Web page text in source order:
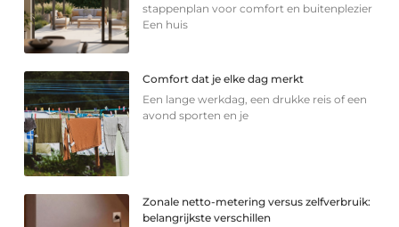
stappenplan voor comfort en buitenplezier
Een huis
Comfort dat je elke dag merkt
Een lange werkdag, een drukke reis of een
avond sporten en je
Zonale netto-metering versus zelfverbruik:
belangrijkste verschillen